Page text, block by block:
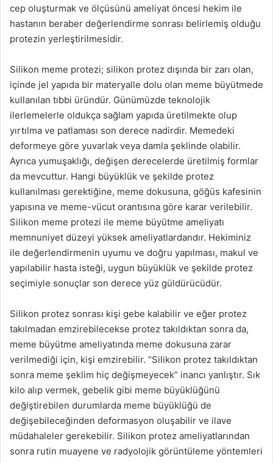
cep oluşturmak ve ölçüsünü ameliyat öncesi hekim ile
hastanın beraber değerlendirme sonrası belirlemiş olduğu
protezin yerleştirilmesidir.
Silikon meme protezi; silikon protez dışında bir zarı olan,
içinde jel yapıda bir materyalle dolu olan meme büyütmede
kullanılan tıbbi üründür. Günümüzde teknolojik
ilerlemelerle oldukça sağlam yapıda üretilmekte olup
yırtılma ve patlaması son derece nadirdir. Memedeki
deformeye göre yuvarlak veya damla şeklinde olabilir.
Ayrıca yumuşaklığı, değişen derecelerde üretilmiş formlar
da mevcuttur. Hangi büyüklük ve şekilde protez
kullanılması gerektiğine, meme dokusuna, göğüs kafesinin
yapısına ve meme-vücut orantısına göre karar verilebilir.
Silikon meme protezi ile meme büyütme ameliyatı
memnuniyet düzeyi yüksek ameliyatlardandır. Hekiminiz
ile değerlendirmenin uyumu ve doğru yapılması, makul ve
yapılabilir hasta isteği, uygun büyüklük ve şekilde protez
seçimiyle sonuçlar son derece yüz güldürücüdür.
Silikon protez sonrası kişi gebe kalabilir ve eğer protez
takılmadan emzirebilecekse protez takıldıktan sonra da,
meme büyütme ameliyatında meme dokusuna zarar
verilmediği için, kişi emzirebilir. “Silikon protez takıldıktan
sonra meme şeklim hiç değişmeyecek” inancı yanlıştır. Sık
kilo alıp vermek, gebelik gibi meme büyüklüğünü
değiştirebilen durumlarda meme büyüklüğü de
değişebileceğinden deformasyon oluşabilir ve ilave
müdahaleler gerekebilir. Silikon protez ameliyatlarından
sonra rutin muayene ve radyolojik görüntüleme yöntemleri